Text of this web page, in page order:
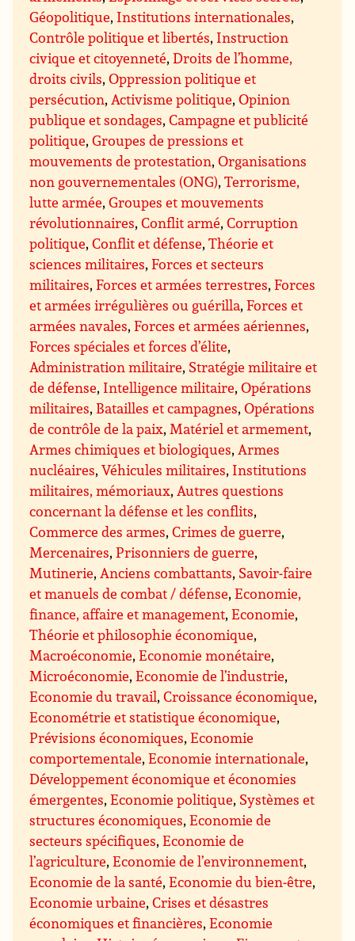
Géopolitique, Institutions internationales,
Contrôle politique et libertés, Instruction
civique et citoyenneté,Droits de l’homme,
droits civils,Oppression politique et
persécution,Activisme politique,Opinion
publique et sondages,Campagne et publicité
politique,Groupes de pressions et
mouvements de protestation,Organisations
non gouvernementales (ONG),Terrorisme,
lutte armée,Groupes et mouvements
révolutionnaires,Conflit armé,Corruption
politique,Conflit et défense,Théorie et
sciences militaires,Forces et secteurs
militaires,Forces et armées terrestres,Forces
et armées irrégulières ou guérilla,Forces et
armées navales,Forces et armées aériennes,
Forces spéciales et forces d’élite,
Administration militaire, Stratégie militaire et
de défense, Intelligence militaire,Opérations
militaires, Batailles et campagnes,Opérations
de contrôle de la paix,Matériel et armement,
Armes chimiques et biologiques,Armes
nucléaires,Véhicules militaires, Institutions
militaires, mémoriaux,Autres questions
concernant la défense et les conflits,
Commerce des armes,Crimes de guerre,
Mercenaires,Prisonniers de guerre,
Mutinerie,Anciens combattants, Savoir-faire
et manuels de combat / défense,Economie,
finance, affaire et management,Economie,
Théorie et philosophie économique,
Macroéconomie,Economie monétaire,
Microéconomie,Economie de l’industrie,
Economie du travail,Croissance économique,
Econométrie et statistique économique,
Prévisions économiques,Economie
comportementale,Economie internationale,
Développement économique et économies
émergentes,Economie politique, Systèmes et
structures économiques,Economie de
secteurs spécifiques,Economie de
l’agriculture,Economie de l’environnement,
Economie de la santé,Economie du bien-être,
Economie urbaine,Crises et désastres
économiques et financières,Economie